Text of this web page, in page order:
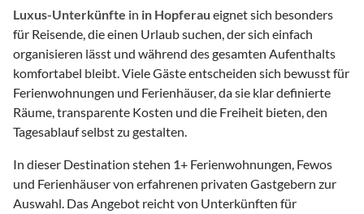
Luxus-Unterkünfte in in Hopferau eignet sich besonders
für Reisende, die einen Urlaub suchen, der sich einfach
organisieren lässt und während des gesamten Aufenthalts
komfortabel bleibt. Viele Gäste entscheiden sich bewusst für
Ferienwohnungen und Ferienhäuser, da sie klar definierte
Räume, transparente Kosten und die Freiheit bieten, den
Tagesablauf selbst zu gestalten.
In dieser Destination stehen 1+ Ferienwohnungen, Fewos
und Ferienhäuser von erfahrenen privaten Gastgebern zur
Auswahl. Das Angebot reicht von Unterkünften für